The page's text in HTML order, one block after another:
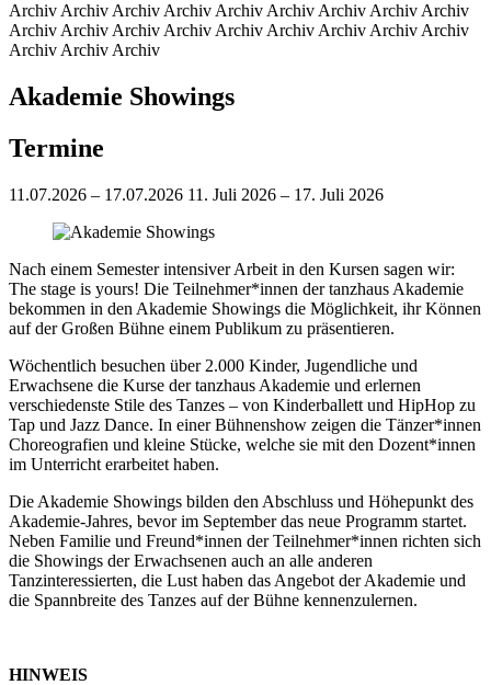
Archiv Archiv Archiv Archiv Archiv Archiv Archiv Archiv Archiv
Archiv Archiv Archiv Archiv Archiv Archiv Archiv Archiv Archiv
Archiv Archiv Archiv
Akademie Showings
Termine
11.07.2026 – 17.07.2026 11. Juli 2026 – 17. Juli 2026
Nach einem Semester intensiver Arbeit in den Kursen sagen wir:
The stage is yours! Die Teilnehmer*innen der tanzhaus Akademie
bekommen in den Akademie Showings die Möglichkeit, ihr Können
auf der Großen Bühne einem Publikum zu präsentieren.
Wöchentlich besuchen über 2.000 Kinder, Jugendliche und
Erwachsene die Kurse der tanzhaus Akademie und erlernen
verschiedenste Stile des Tanzes – von Kinderballett und HipHop zu
Tap und Jazz Dance. In einer Bühnenshow zeigen die Tänzer*innen
Choreografien und kleine Stücke, welche sie mit den Dozent*innen
im Unterricht erarbeitet haben.
Die Akademie Showings bilden den Abschluss und Höhepunkt des
Akademie-Jahres, bevor im September das neue Programm startet.
Neben Familie und Freund*innen der Teilnehmer*innen richten sich
die Showings der Erwachsenen auch an alle anderen
Tanzinteressierten, die Lust haben das Angebot der Akademie und
die Spannbreite des Tanzes auf der Bühne kennenzulernen.
HINWEIS